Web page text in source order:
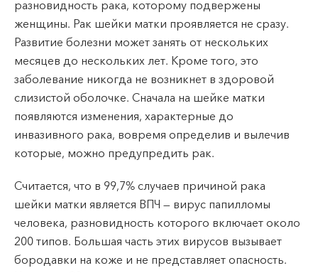
ул. Naujoji Uosto 9
Часы работы:
VI 09:00 - 15:00
ул. J. Basanavičiaus 80
I-V 08:00 - 20:00
VI, VII --
разновидность рака, которому подвержены
женщины. Рак шейки матки проявляется не сразу.
Развитие болезни может занять от нескольких
месяцев до нескольких лет. Кроме того, это
заболевание никогда не возникнет в здоровой
слизистой оболочке. Сначала на шейке матки
появляются изменения, характерные до
инвазивного рака, вовремя определив и вылечив
которые, можно предупредить рак.
Считается, что в 99,7% случаев причиной рака
шейки матки является ВПЧ — вирус папилломы
человека, разновидность которого включает около
200 типов. Большая часть этих вирусов вызывает
бородавки на коже и не представляет опасность.